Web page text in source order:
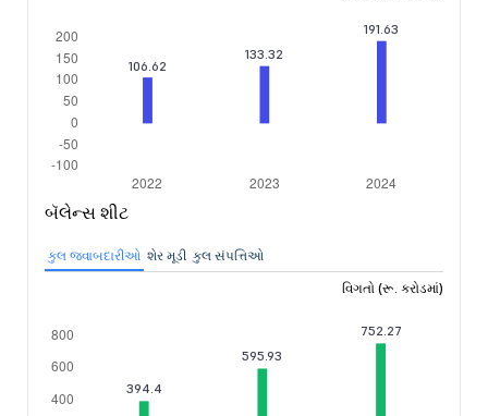
બૅલેન્સ શીટ
કુલ જવાબદારીઓ શેર મૂડી કુલ સંપત્તિઓ
વિગતો (રૂ. કરોડમાં)